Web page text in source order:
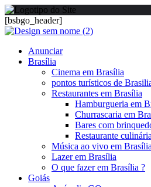
[bsbgo_header]
Anunciar
Brasília
Cinema em Brasília
pontos turísticos de
Restaurantes em Brasília
Hamburgueria em
Churrascaria em
Bares com
Restaurante
Música ao vivo em Brasília
Lazer em Brasília
O que fazer em Brasília ?
Goiás